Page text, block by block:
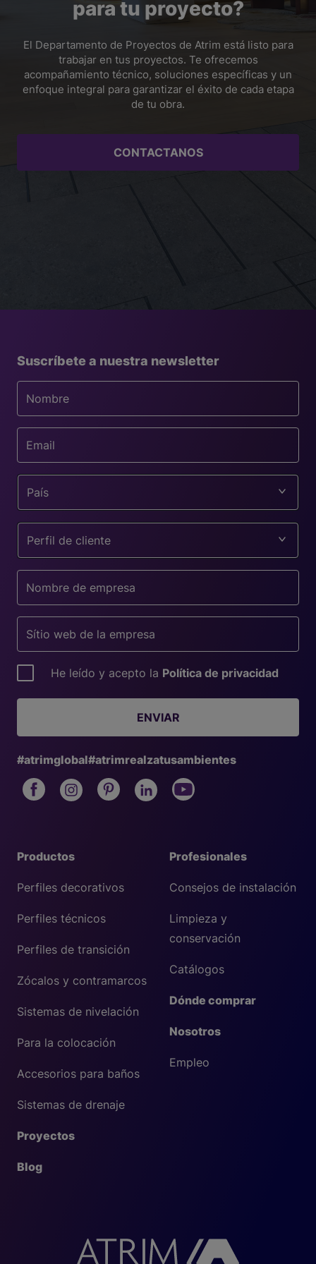
húmedas, cuartos fríos, cocinas industriales o áreas con
a la humedad, como aluminio o acero inoxidable, para
asegurar mayor durabilidad y una mejor terminación.
para tu proyecto?
El Departamento de Proyectos de Atrim está listo para
trabajar en tus proyectos. Te ofrecemos
acompañamiento técnico, soluciones específicas y un
enfoque integral para garantizar el éxito de cada etapa
de tu obra.
CONTACTANOS
Profesionales
Consejos de instalación
Limpieza y
conservación
Catálogos
Dónde comprar
Nosotros
Empleo
Productos
Perfiles decorativos
Perfiles técnicos
Perfiles de transición
Zócalos y contramarcos
Sistemas de nivelación
Para la colocación
Accesorios para baños
Sistemas de drenaje
Proyectos
Blog
Suscríbete a nuestra newsletter
País
Perfil de cliente
He leído y acepto la Política de privacidad
ENVIAR
#atrimglobal#atrimrealzatusambientes